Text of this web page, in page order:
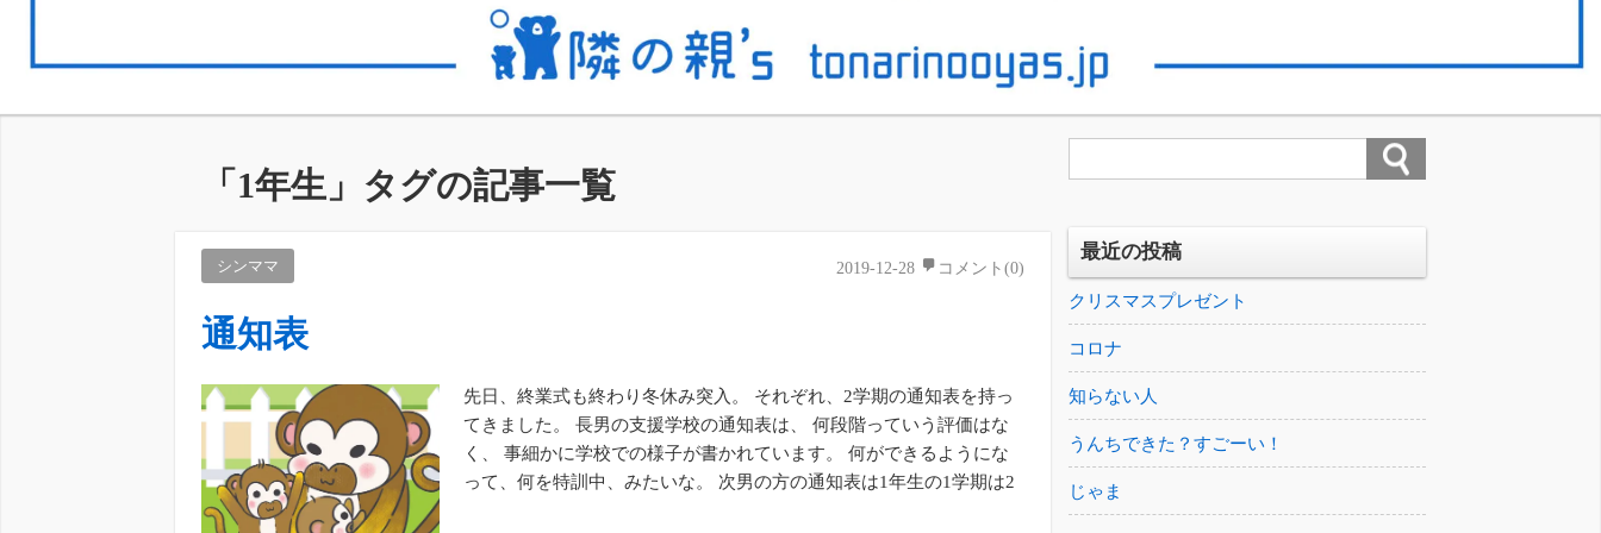
「 1年生 」タグの記事一覧
シンママ 2019-12-28 コメント(0)
通知表
先日、終業式も終わり冬休み突入。 それぞれ、2学期の通知表を持っ
てきました。 長男の支援学校の通知表は、 何段階っていう評価はな
く、 事細かに学校での様子が書かれています。 何ができるようにな
って、何を特訓中、みたいな。 次男の方の通知表は1年生の1学期は2
最近の投稿
クリスマスプレゼント
コロナ
知らない人
うんちできた？すごーい！
じゃま